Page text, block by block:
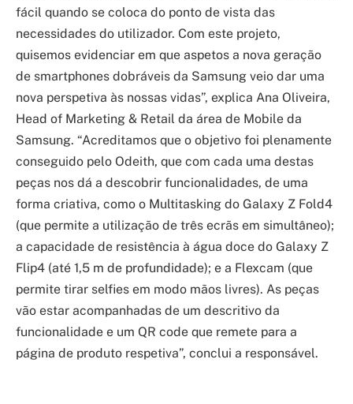
fácil quando se coloca do ponto de vista das
necessidades do utilizador. Com este projeto,
quisemos evidenciar em que aspetos a nova geração
de smartphones dobráveis da Samsung veio dar uma
nova perspetiva às nossas vidas”, explica Ana Oliveira,
Head of Marketing & Retail da área de Mobile da
Samsung. “Acreditamos que o objetivo foi plenamente
conseguido pelo Odeith, que com cada uma destas
peças nos dá a descobrir funcionalidades, de uma
forma criativa, como o Multitasking do Galaxy Z Fold4
(que permite a utilização de três ecrãs em simultâneo);
a capacidade de resistência à água doce do Galaxy Z
Flip4 (até 1,5 m de profundidade); e a Flexcam (que
permite tirar selfies em modo mãos livres). As peças
vão estar acompanhadas de um descritivo da
funcionalidade e um QR code que remete para a
página de produto respetiva”, conclui a responsável.